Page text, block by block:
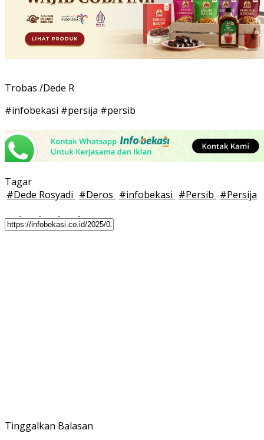
Trobas /Dede R
#infobekasi #persija #persib
Tagar
#Dede Rosyadi #Deros #infobekasi #Persib #Persija
Tinggalkan Balasan